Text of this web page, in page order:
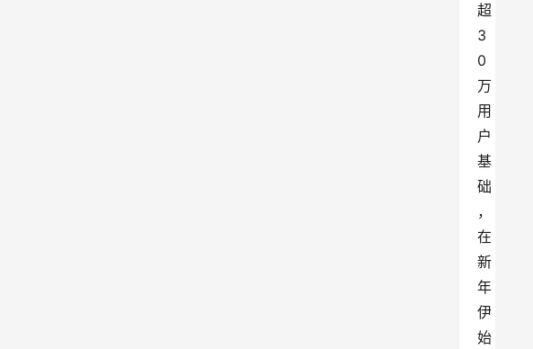
超
3
0
万
用
户
基
础
，
在
新
年
伊
始